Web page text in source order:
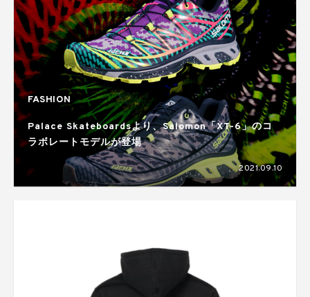
FASHION
Palace Skateboardsより、Salomon「XT-6」のコ
ラボレートモデルが登場
2021.09.10